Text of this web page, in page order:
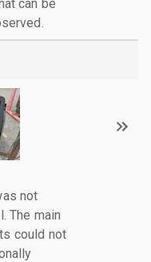
can be
not
The main
could not